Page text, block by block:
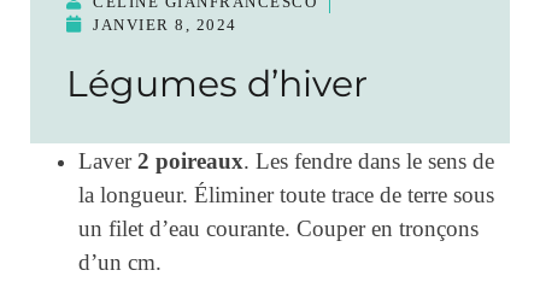
JANVIER 8, 2024
Légumes d’hiver
Laver2 poireaux. Les fendre dans le sens de
la longueur. Éliminer toute trace de terre sous
un filet d’eau courante. Couper en tronçons
d’un cm.